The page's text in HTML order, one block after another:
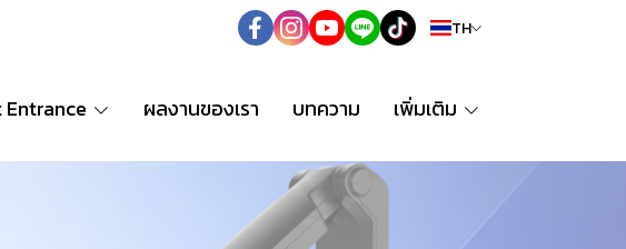
TH
ผลงานของเรา บทความ เพิ่มเติม